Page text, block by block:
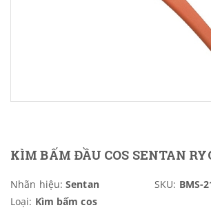
KÌM BẤM ĐẦU COS SENTAN
Nhãn hiệu: Sentan SKU: BMS-
Loại: Kìm bấm cos